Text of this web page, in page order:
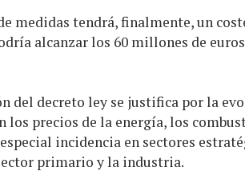
medidas tendrá, finalmente, un
alcanzar los 60 millones de
del decreto ley se justifica por la
los precios de la energía, los
incidencia en sectores
primario y la industria.